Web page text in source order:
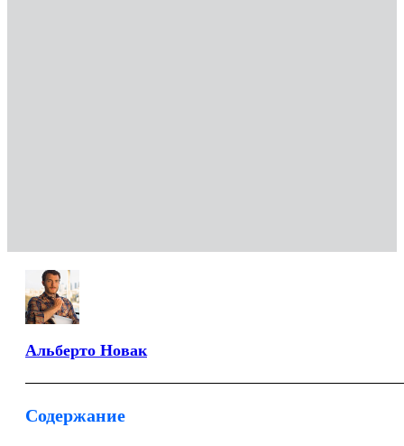
Альберто Новак
Содержание